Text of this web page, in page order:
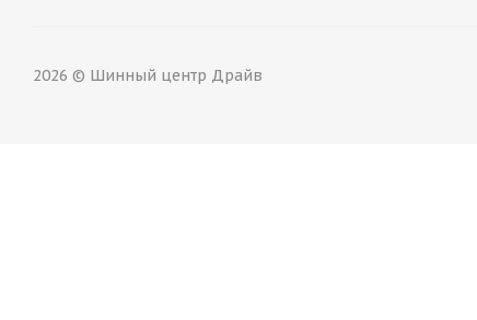
2026 © Шинный центр Драйв